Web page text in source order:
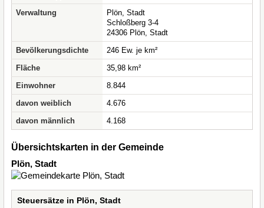
Verwaltung
Plön, Stadt
Schloßberg 3-4
24306 Plön, Stadt
Bevölkerungsdichte
246 Ew. je km²
Fläche
35,98 km²
Einwohner
8.844
davon weiblich
4.676
davon männlich
4.168
Übersichtskarten in der Gemeinde
Plön, Stadt
Steuersätze in Plön, Stadt